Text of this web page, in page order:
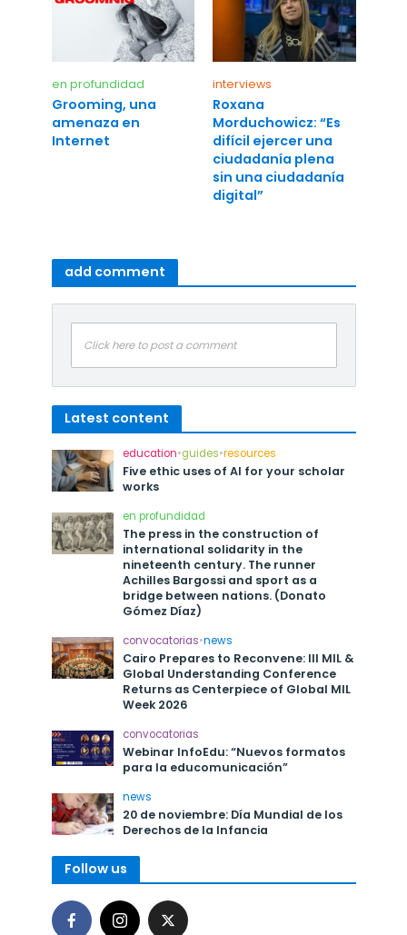
en profundidad
Grooming, una
amenaza en
Internet
interviews
Roxana
Morduchowicz: “Es
difícil ejercer una
ciudadanía plena
sin una ciudadanía
digital”
add comment
Click here to post a comment
Latest content
education•guides•resources
Five ethic uses of AI for your scholar
works
en profundidad
The press in the construction of
international solidarity in the
nineteenth century. The runner
Achilles Bargossi and sport as a
bridge between nations. (Donato
Gómez Díaz)
convocatorias•news
Cairo Prepares to Reconvene: III MIL &
Global Understanding Conference
Returns as Centerpiece of Global MIL
Week 2026
convocatorias
Webinar InfoEdu: “Nuevos formatos
para la educomunicación”
news
20 de noviembre: Día Mundial de los
Derechos de la Infancia
Follow us